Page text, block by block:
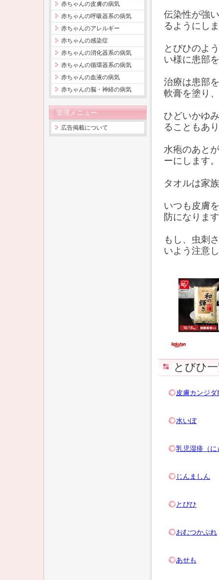
伝染性が強
るようにし
とびひのよ
い様に患部
治療は患部
軟膏を塗り
ひどいかゆ
ることもあ
水疱のあと
ーにします
タオルは家
いつも皮膚
防になりま
もし、虫刺
いよう注意
とびひ
皮膚カンジ
水いぼ
乳児湿疹（
じんましん
とびひ
おむつかぶれ
あせも
赤ちゃんの皮膚の病気
赤ちゃんの呼吸器系の病気
赤ちゃんのアレルギー
赤ちゃんの感染症
赤ちゃんの消化器系の病気
赤ちゃんの循環器系の病気
赤ちゃんの血液の病気
赤ちゃんの脳・神経の病気
管理メニュー
広告掲載について